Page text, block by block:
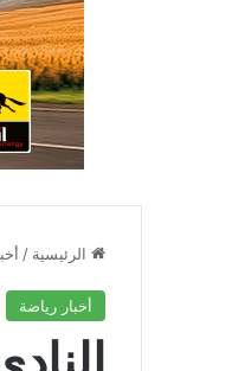
الرئيسية /
أخبار رياضة